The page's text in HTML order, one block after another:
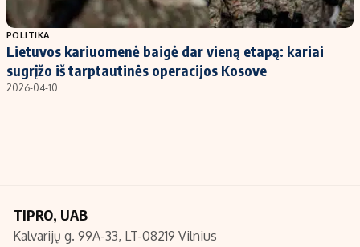
Populiarios temos
Investavimas
Akcijų rinka
Titulinis
Nedarbo išmokos skaičiuoklė
Redakcija
POLITIKA
Lietuvos kariuomenė baigė dar vieną etapą: kariai
sugrįžo iš tarptautinės operacijos Kosove
2026-04-10
TIPRO, UAB
Kalvarijų g. 99A-33, LT-08219 Vilnius